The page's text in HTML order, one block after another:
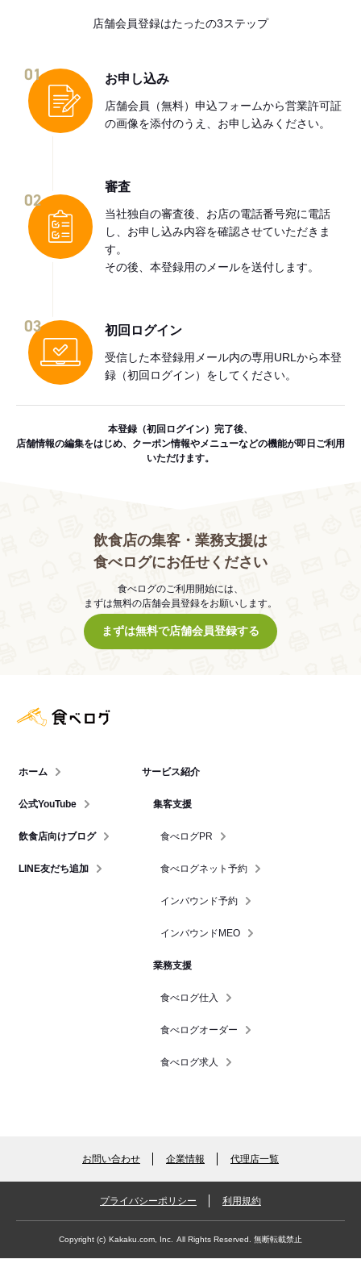
店舗会員登録はたったの3ステップ
01 お申し込み
店舗会員（無料）申込フォームから営業許可証
の画像を添付のうえ、お申し込みください。
02
審査
当社独自の審査後、お店の電話番号宛に電話
し、お申し込み内容を確認させていただきま
す。
その後、本登録用のメールを送付します。
03 初回ログイン
受信した本登録用メール内の専用URLから本登
録（初回ログイン）をしてください。
本登録（初回ログイン）完了後、
店舗情報の編集をはじめ、クーポン情報やメニューなどの機能が即日ご利用
いただけます。
飲食店の集客・業務支援は
食べログにお任せください
食べログのご利用開始には、
まずは無料の店舗会員登録をお願いします。
まずは無料で店舗会員登録する
ホーム
公式YouTube
飲食店向けブログ
LINE友だち追加
サービス紹介
集客支援
食べログPR
食べログネット予約
インバウンド予約
インバウンドMEO
業務支援
食べログ仕入
食べログオーダー
食べログ求人
お問い合わせ 企業情報 代理店一覧
プライバシーポリシー 利用規約
Copyright (c) Kakaku.com, Inc. All Rights Reserved. 無断転載禁止